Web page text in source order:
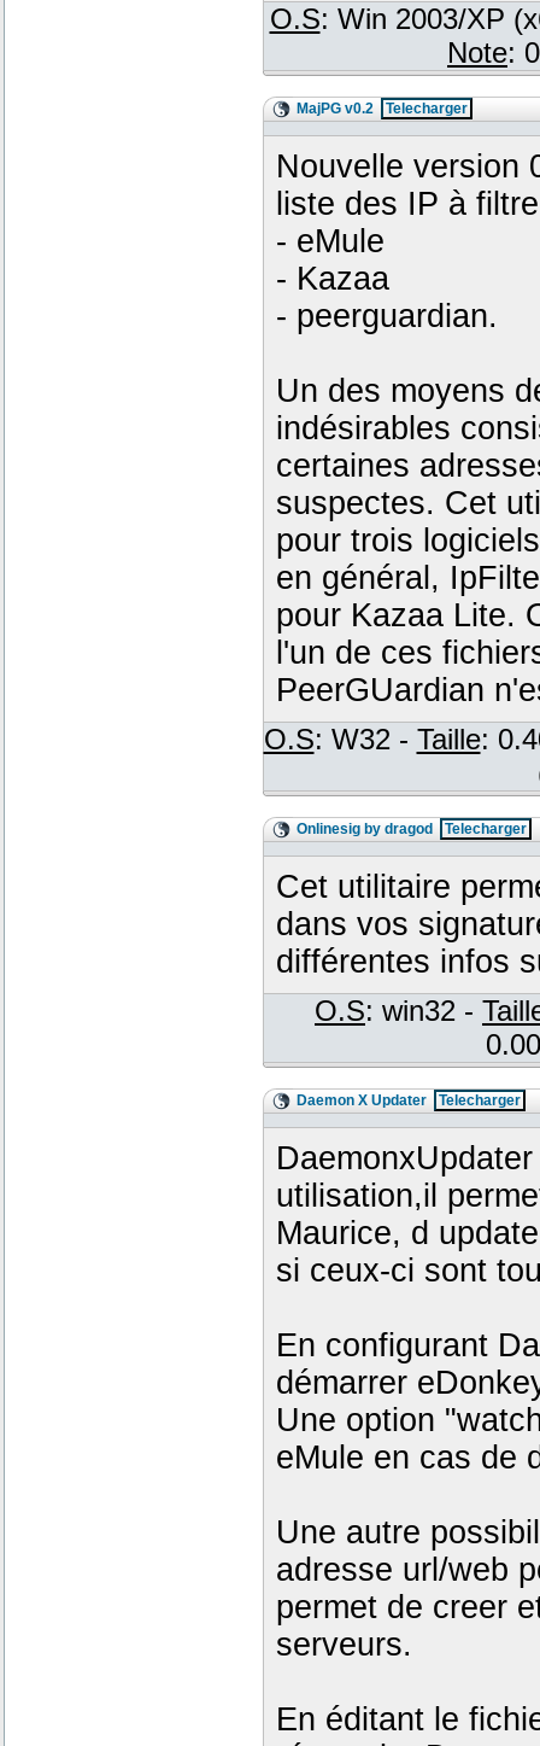
O.S: Win 2003/XP
Note:
MajPG v0.2 Telecharger
Nouvelle version
liste des IP à
- eMule
- Kazaa
- peerguardian.
Un des moyens
indésirables
certaines
suspectes. Cet
pour trois
en général,
pour Kazaa Lite.
l'un de ces
PeerGUardian
O.S: W32 - Taille:
Onlinesig by dragod Telecharger
Cet utilitaire
dans vos
différentes infos
O.S: win32 -
Daemon X Updater Telecharger
utilisation,il
Maurice, d
si ceux-ci sont
En configurant
démarrer
Une option
eMule en cas de
Une autre
adresse url/web
permet de creer
serveurs.
En éditant le